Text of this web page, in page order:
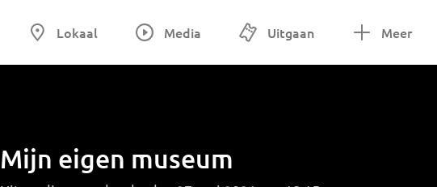
Lokaal Media Uitgaan Meer
Mijn eigen museum